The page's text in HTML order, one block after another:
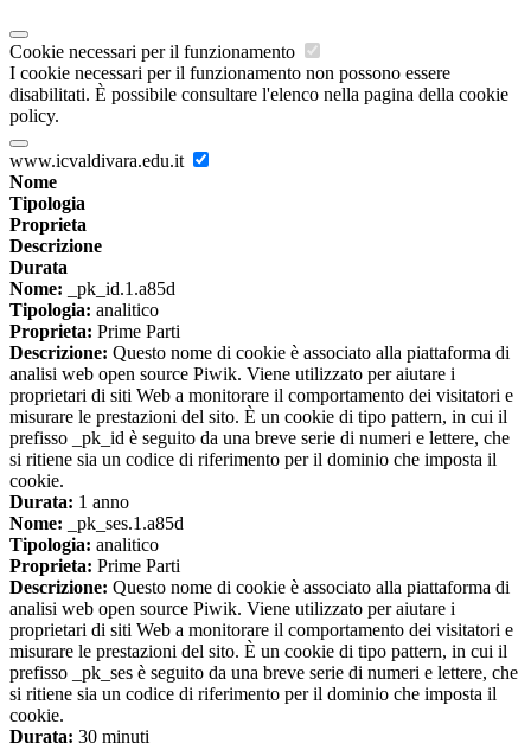
Cookie necessari per il funzionamento
I cookie necessari per il funzionamento non possono essere
disabilitati. È possibile consultare l'elenco nella pagina della cookie
policy.
www.icvaldivara.edu.it
Nome
Tipologia
Proprieta
Descrizione
Durata
Nome: _pk_id.1.a85d
Tipologia: analitico
Proprieta: Prime Parti
Descrizione: Questo nome di cookie è associato alla piattaforma di
analisi web open source Piwik. Viene utilizzato per aiutare i
proprietari di siti Web a monitorare il comportamento dei visitatori e
misurare le prestazioni del sito. È un cookie di tipo pattern, in cui il
prefisso _pk_id è seguito da una breve serie di numeri e lettere, che
si ritiene sia un codice di riferimento per il dominio che imposta il
cookie.
Durata: 1 anno
Nome: _pk_ses.1.a85d
Tipologia: analitico
Proprieta: Prime Parti
Descrizione: Questo nome di cookie è associato alla piattaforma di
analisi web open source Piwik. Viene utilizzato per aiutare i
proprietari di siti Web a monitorare il comportamento dei visitatori e
misurare le prestazioni del sito. È un cookie di tipo pattern, in cui il
prefisso _pk_ses è seguito da una breve serie di numeri e lettere, che
si ritiene sia un codice di riferimento per il dominio che imposta il
cookie.
Durata: 30 minuti